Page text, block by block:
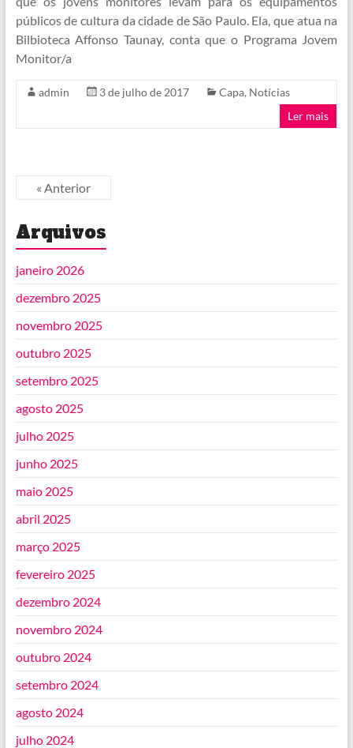
públicos de cultura da cidade de São Paulo. Ela, que atua na
Bilbioteca Affonso Taunay, conta que o Programa Jovem
Monitor/a
admin 3 de julho de 2017 Capa, Notícias
Ler mais
« Anterior
Arquivos
janeiro 2026
dezembro 2025
novembro 2025
outubro 2025
setembro 2025
agosto 2025
julho 2025
junho 2025
maio 2025
abril 2025
março 2025
fevereiro 2025
dezembro 2024
novembro 2024
outubro 2024
setembro 2024
agosto 2024
julho 2024